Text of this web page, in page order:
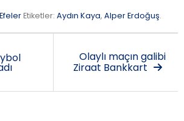
Etiketler: Aydın Kaya, Alper Erdoğuş.
Olaylı maçın galibi
Ziraat Bankkart